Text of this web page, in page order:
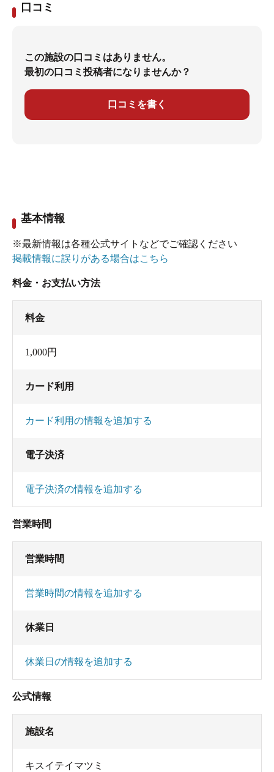
口コミ
この施設の口コミはありません。
最初の口コミ投稿者になりませんか？
口コミを書く
基本情報
※最新情報は各種公式サイトなどでご確認ください
掲載情報に誤りがある場合はこちら
料金・お支払い方法
料金
1,000円
カード利用
カード利用の情報を追加する
電子決済
電子決済の情報を追加する
営業時間
営業時間
営業時間の情報を追加する
休業日
休業日の情報を追加する
公式情報
施設名
キスイテイマツミ